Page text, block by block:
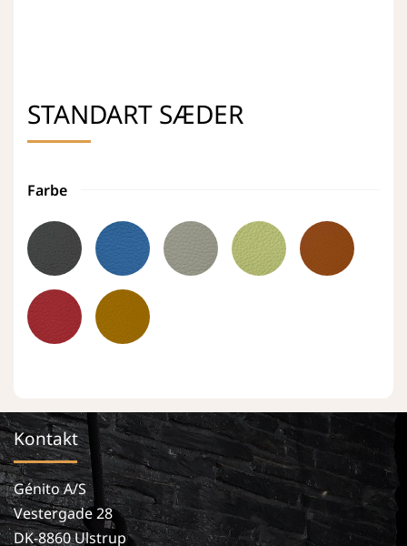
STANDART SÆDER
Farbe
Kontakt
Génito A/S
Vestergade 28
DK-8860 Ulstrup